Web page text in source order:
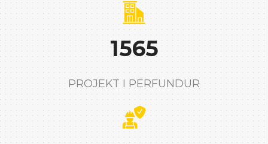
1565
PROJEKT I PËRFUNDUR